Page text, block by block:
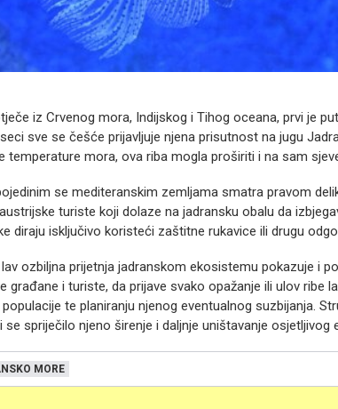
iz Crvenog mora, Indijskog i Tihog oceana, prvi je
sve se češće prijavljuje njena prisutnost na jugu
temperature mora, ova riba mogla proširiti i na sam
se mediteranskim zemljama smatra pravom
turiste koji dolaze na jadransku obalu da
diraju isključivo koristeći zaštitne rukavice ili drugu
lav ozbiljna prijetnja jadranskom ekosistemu pokazuje i
građane i turiste, da prijave svako opažanje ili ulov ribe
te planiranju njenog eventualnog suzbijanja.
se spriječilo njeno širenje i daljnje uništavanje osjetljivog
MORE